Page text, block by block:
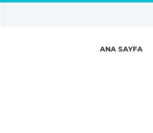
ANA SAYFA